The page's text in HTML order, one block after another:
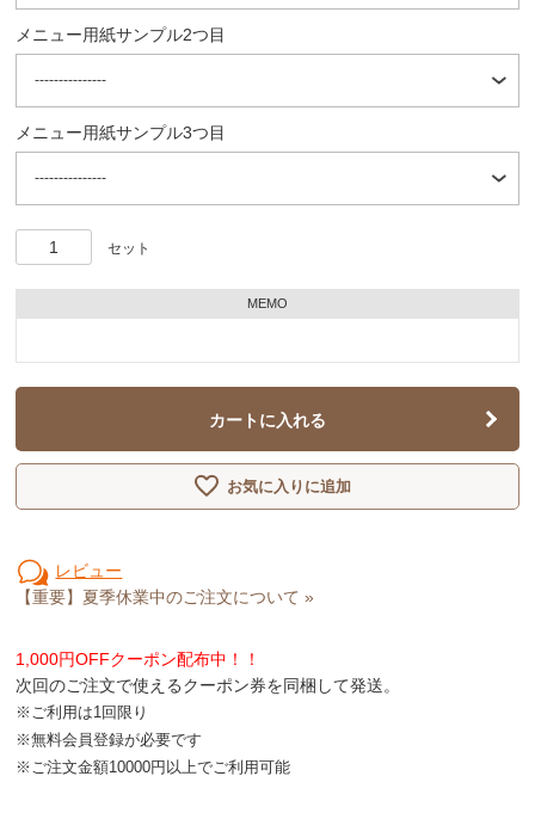
メニュー用紙サンプル2つ目
メニュー用紙サンプル3つ目
セット
MEMO
カートに入れる
お気に入りに追加
レビュー
【重要】夏季休業中のご注文について »
1,000円OFFクーポン配布中！！
次回のご注文で使えるクーポン券を同梱して発送。
※ご利用は1回限り
※無料会員登録が必要です
※ご注文金額10000円以上でご利用可能